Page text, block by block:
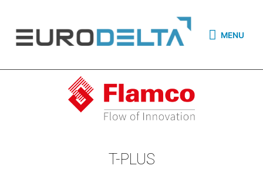
MENU
T-PLUS